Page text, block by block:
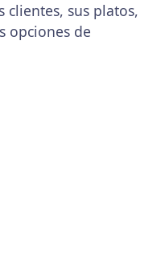
clientes, sus platos,
opciones de